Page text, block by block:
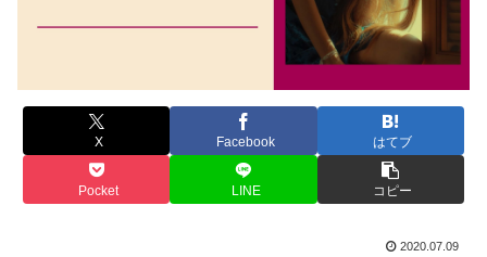
X Facebook はてブ
Pocket LINE コピー
2020.07.09